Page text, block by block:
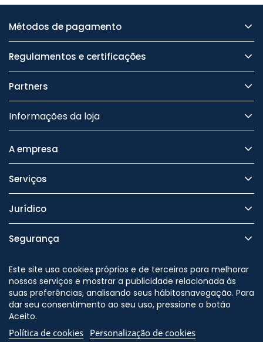
Métodos de pagamento
Regulamentos e certificações
Partners
Informações da loja
A empresa
Serviços
Jurídico
Segurança
Este site usa cookies próprios e de terceiros para melhorar
nossos serviços e mostrar a publicidade relacionada às
suas preferências, analisando seus hábitosnavegação. Para
dar seu consentimento ao seu uso, pressione o botão
Aceito.
Política de cookies Personalização de cookies
Nos siga no